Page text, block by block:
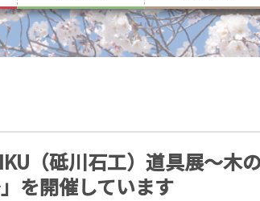
（砥川石工）道具展～木
を開催しています